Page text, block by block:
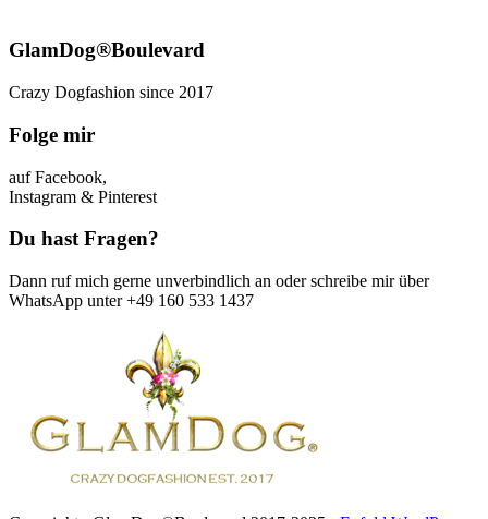
GlamDog®Boulevard
Crazy Dogfashion since 2017
Folge mir
auf Facebook,
Instagram & Pinterest
Du hast Fragen?
Dann ruf mich gerne unverbindlich an oder schreibe mir über
WhatsApp unter +49 160 533 1437